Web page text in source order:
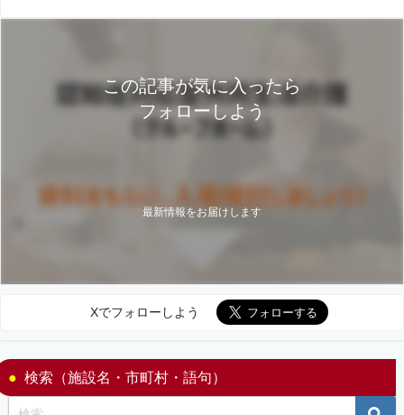
この記事が気に入ったら
フォローしよう
最新情報をお届けします
Xでフォローしよう
検索（施設名・市町村・語句）